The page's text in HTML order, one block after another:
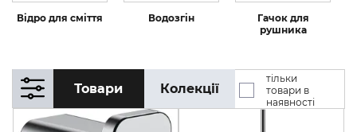
Відро для сміття Водозгін
Гачок для
рушника
Товари Колекції
тільки
товари в
наявності